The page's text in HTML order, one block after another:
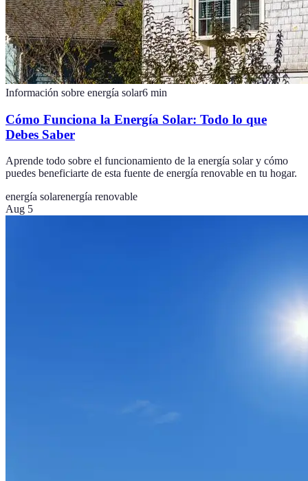
Información sobre energía solar6 min
Cómo Funciona la Energía Solar: Todo lo que
Debes Saber
Aprende todo sobre el funcionamiento de la energía solar y cómo
puedes beneficiarte de esta fuente de energía renovable en tu hogar.
energía solarenergía renovable
Aug 5